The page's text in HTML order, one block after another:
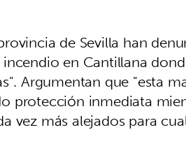
de Sevilla han
en Cantillana
Argumentan que "esta
protección inmediata
vez más alejados para